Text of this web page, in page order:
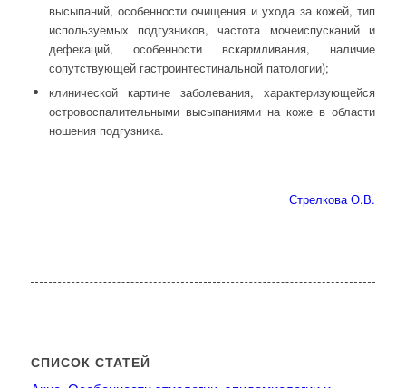
высыпаний, особенности очищения и ухода за кожей, тип
используемых подгузников, частота мочеиспусканий и
дефекаций, особенности вскармливания, наличие
сопутствующей гастроинтестинальной патологии);
клинической картине заболевания, характеризующейся
островоспалительными высыпаниями на коже в области
ношения подгузника.
Стрелкова О.В.
СПИСОК СТАТЕЙ